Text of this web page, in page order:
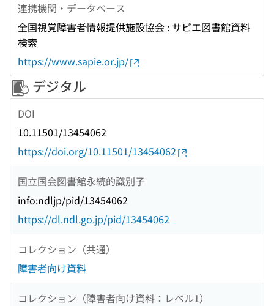
連携機関・データベース
全国視覚障害者情報提供施設協会 : サピエ図書館資料
検索
https://www.sapie.or.jp/
デジタル
DOI
10.11501/13454062
https://doi.org/10.11501/13454062
国立国会図書館永続的識別子
info:ndljp/pid/13454062
https://dl.ndl.go.jp/pid/13454062
コレクション（共通）
障害者向け資料
コレクション（障害者向け資料：レベル1）